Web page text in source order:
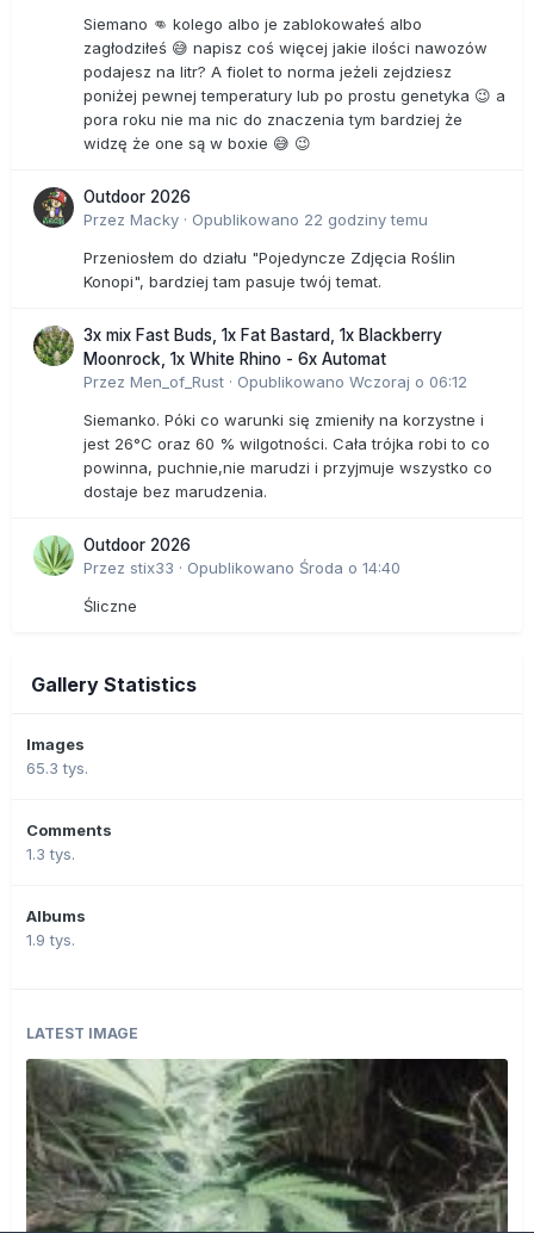
Siemano 👊 kolego albo je zablokowałeś albo
zagłodziłeś 😅 napisz coś więcej jakie ilości nawozów
podajesz na litr? A fiolet to norma jeżeli zejdziesz
poniżej pewnej temperatury lub po prostu genetyka 😉 a
pora roku nie ma nic do znaczenia tym bardziej że
widzę że one są w boxie 😅 😉
Outdoor 2026
Przez Macky · Opublikowano 22 godziny temu
Przeniosłem do działu "Pojedyncze Zdjęcia Roślin
Konopi", bardziej tam pasuje twój temat.
3x mix Fast Buds, 1x Fat Bastard, 1x Blackberry
Moonrock, 1x White Rhino - 6x Automat
Przez Men_of_Rust · Opublikowano Wczoraj o 06:12
Siemanko. Póki co warunki się zmieniły na korzystne i
jest 26°C oraz 60 % wilgotności. Cała trójka robi to co
powinna, puchnie,nie marudzi i przyjmuje wszystko co
dostaje bez marudzenia.
Outdoor 2026
Przez stix33 · Opublikowano Środa o 14:40
Śliczne
Gallery Statistics
Images
65.3 tys.
Comments
1.3 tys.
Albums
1.9 tys.
LATEST IMAGE